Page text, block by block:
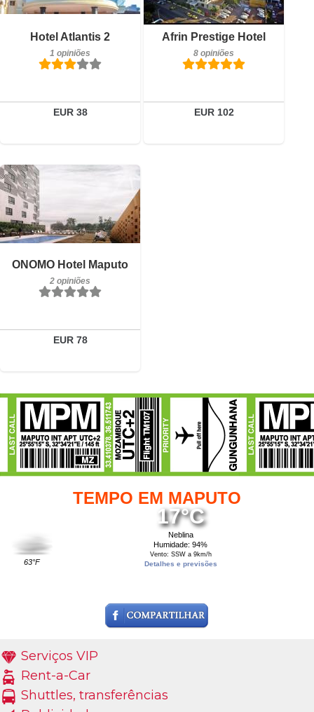
Hotel Atlantis 2
1 opiniões
EUR 38
1 opiniões
Detalhes
Reservar
Afrin Prestige Hotel
8 opiniões
EUR 102
8 opiniões
Reservar
ONOMO Hotel Maputo
2 opiniões
EUR 78
2 opiniões
Reservar
TEMPO EM MAPUTO
63°F
17°C
Neblina
Humidade: 94%
Vento: SSW a 9km/h
Detalhes e previsões
Serviços VIP
Rent-a-Car
Shuttles, transferências